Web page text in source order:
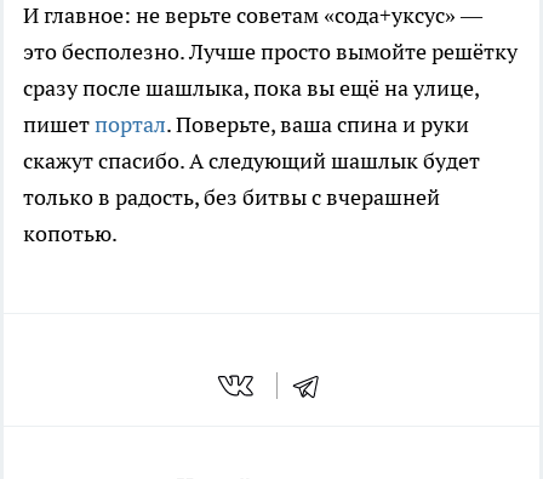
И главное: не верьте советам «сода+уксус» —
это бесполезно. Лучше просто вымойте решётку
сразу после шашлыка, пока вы ещё на улице,
пишетпортал. Поверьте, ваша спина и руки
скажут спасибо. А следующий шашлык будет
только в радость, без битвы с вчерашней
копотью.